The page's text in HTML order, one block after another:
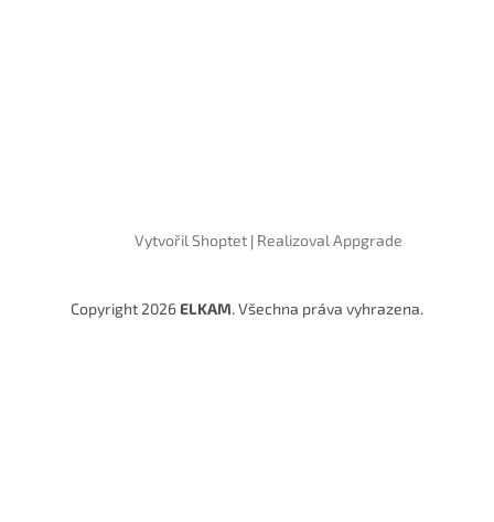
Vytvořil Shoptet| Realizoval Appgrade
Copyright 2026 ELKAM. Všechna práva vyhrazena.